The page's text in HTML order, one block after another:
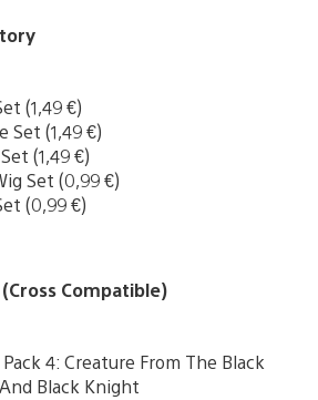
(1,49 €)
Set (1,49 €)
(1,49 €)
Set (0,99 €)
(0,99 €)
Compatible)
4: Creature From The Black
Black Knight